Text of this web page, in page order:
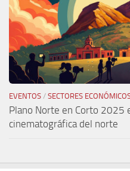
EVENTOS / SECTORES
Plano Norte en Corto 2025
cinematográfica del norte